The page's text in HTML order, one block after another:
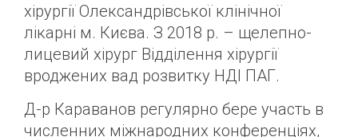
хірургії Олександрівської клінічної
лікарні м. Києва. З 2018 р. – щелепно-
лицевий хірург Відділення хірургії
вроджених вад розвитку НДІ ПАГ.
Д-р Караванов регулярно бере участь в
численних міжнародних конференціях,